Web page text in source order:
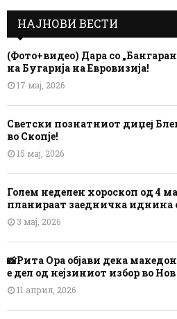
НАЈНОВИ ВЕСТИ
(Фото+видео) Дара со
на Бугарија на Евровизија!
17 мај, 2026
Светски познатниот диџеј
во Скопје!
15 мај, 2026
Голем неделен хороскоп од 4
планираат заедничка иднина
3 мај, 2026
📸Рита Ора објави дека
е дел од нејзиниот избор во
11 април, 2026